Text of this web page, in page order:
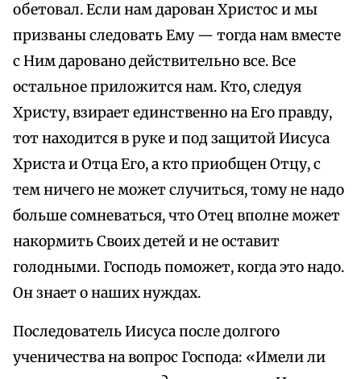
обетовал. Если нам дарован Христос и мы
призваны следовать Ему — тогда нам вместе
с Ним даровано действительно все. Все
остальное приложится нам. Кто, следуя
Христу, взирает единственно на Его правду,
тот находится в руке и под защитой Иисуса
Христа и Отца Его, а кто приобщен Отцу, с
тем ничего не может случиться, тому не надо
больше сомневаться, что Отец вполне может
накормить Своих детей и не оставит
голодными. Господь поможет, когда это надо.
Он знает о наших нуждах.
Последователь Иисуса после долгого
ученичества на вопрос Господа: «Имели ли